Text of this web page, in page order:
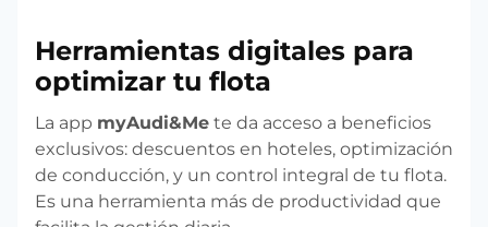
Herramientas digitales para
optimizar tu flota
La app myAudi&Me te da acceso a beneficios
exclusivos: descuentos en hoteles, optimización
de conducción, y un control integral de tu flota.
Es una herramienta más de productividad que